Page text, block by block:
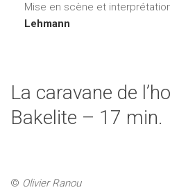
Mise en scène et
Lehmann
La caravane de
Bakelite – 17 min.
© Olivier Ranou